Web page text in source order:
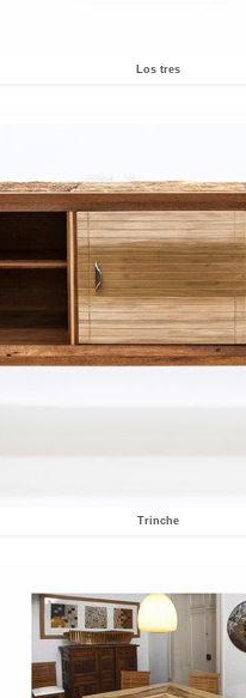
Los tres
Trinche